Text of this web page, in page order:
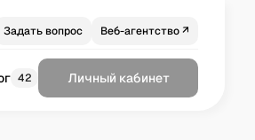
Задать вопрос Веб-агентство ↗
42 Личный кабинет